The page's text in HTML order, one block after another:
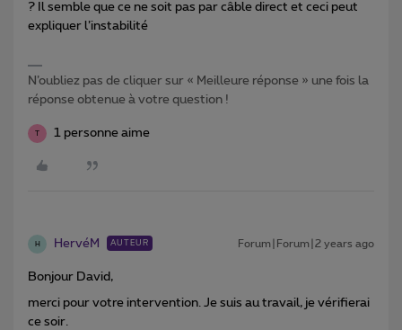
? Il semble que ce ne soit pas par câble direct et ceci peut
expliquer l’instabilité
N’oubliez pas de cliquer sur « Meilleure réponse » une fois la
réponse obtenue à votre question !
T 1 personne aime
H HervéM AUTEUR Forum|Forum|2 years ago
Bonjour David,
merci pour votre intervention. Je suis au travail, je vérifierai
ce soir.